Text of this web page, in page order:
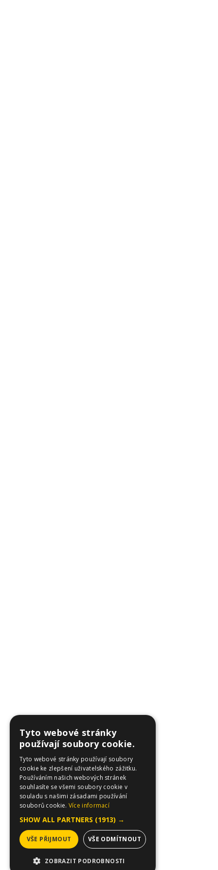
Tyto webové stránky
používají soubory cookie.
Tyto webové stránky používají soubory
cookie ke zlepšení uživatelského zážitku.
Používáním našich webových stránek
souhlasíte se všemi soubory cookie v
souladu s našimi zásadami používání
souborů cookie. Více informací
SHOW ALL PARTNERS (1913) →
VŠE PŘIJMOUT VŠE ODMÍTNOUT
ZOBRAZIT PODROBNOSTI